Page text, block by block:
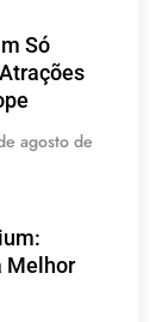
Só
agosto de
Melhor